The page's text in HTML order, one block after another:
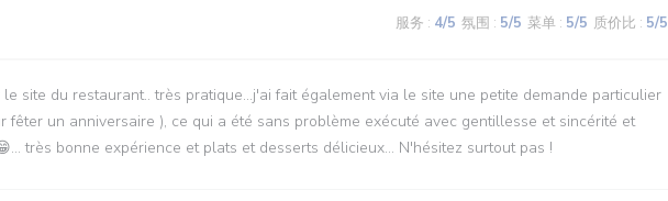
服务 : 4/5 氛围 : 5/5 菜单 : 5/5 质价比 : 5/5
site du restaurant.. très pratique...j'ai fait également via le site une petite demande particulier
fêter un anniversaire ), ce qui a été sans problème exécuté avec gentillesse et sincérité et
très bonne expérience et plats et desserts délicieux... N'hésitez surtout pas !